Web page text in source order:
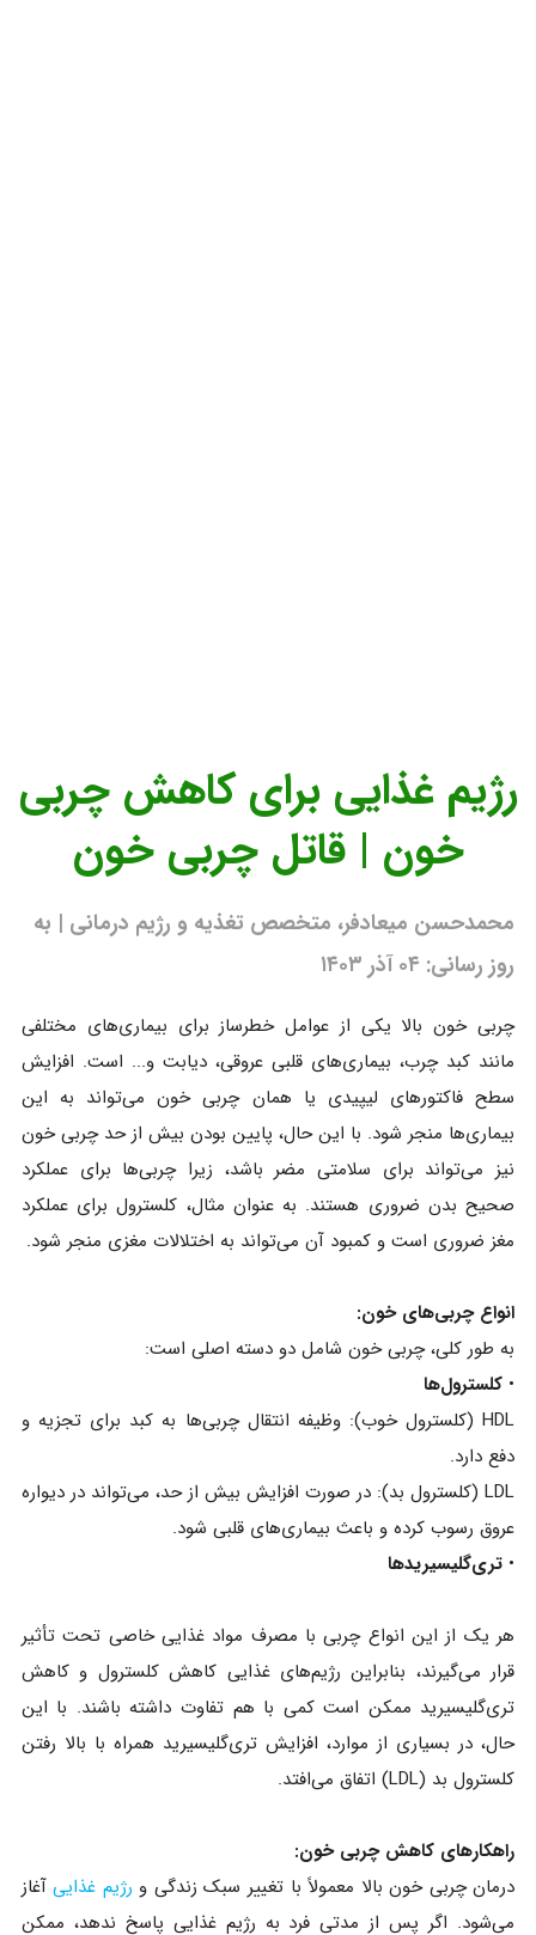
رژیم غذایی برای کاهش چربی
خون | قاتل چربی خون
محمدحسن میعادفر، متخصص تغذیه و رژیم درمانی | به
روز رسانی: ۰۴ آذر ۱۴۰۳
چربی خون بالا یکی از عوامل خطرساز برای بیماری‌های مختلفی
مانند کبد چرب، بیماری‌های قلبی عروقی، دیابت و... است. افزایش
سطح فاکتورهای لیپیدی یا همان چربی خون می‌تواند به این
بیماری‌ها منجر شود. با این حال، پایین بودن بیش از حد چربی خون
نیز می‌تواند برای سلامتی مضر باشد، زیرا چربی‌ها برای عملکرد
صحیح بدن ضروری هستند. به عنوان مثال، کلسترول برای عملکرد
مغز ضروری است و کمبود آن می‌تواند به اختلالات مغزی منجر شود.
انواع چربی‌های خون:
به طور کلی، چربی خون شامل دو دسته اصلی است:
• کلسترول‌ها
HDL (کلسترول خوب): وظیفه انتقال چربی‌ها به کبد برای تجزیه و
دفع دارد.
LDL (کلسترول بد): در صورت افزایش بیش از حد، می‌تواند در دیواره
عروق رسوب کرده و باعث بیماری‌های قلبی شود.
• تری‌گلیسیریدها
هر یک از این انواع چربی با مصرف مواد غذایی خاصی تحت تأثیر
قرار می‌گیرند، بنابراین رژیم‌های غذایی کاهش کلسترول و کاهش
تری‌گلیسیرید ممکن است کمی با هم تفاوت داشته باشند. با این
حال، در بسیاری از موارد، افزایش تری‌گلیسیرید همراه با بالا رفتن
کلسترول بد (LDL) اتفاق می‌افتد.
راهکارهای کاهش چربی خون:
درمان چربی خون بالا معمولاً با تغییر سبک زندگی و رژیم غذاییآغاز
می‌شود. اگر پس از مدتی فرد به رژیم غذایی پاسخ ندهد، ممکن